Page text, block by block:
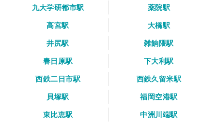
九大学研都市駅
薬院駅
高宮駅
大橋駅
井尻駅
雑餉隈駅
春日原駅
下大利駅
西鉄二日市駅
西鉄久留米駅
貝塚駅
福岡空港駅
東比恵駅
中洲川端駅